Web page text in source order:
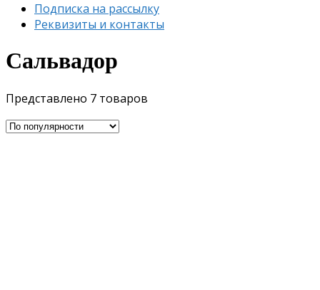
Подписка на рассылку
Реквизиты и контакты
Сальвадор
Представлено 7 товаров